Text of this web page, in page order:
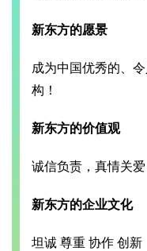
新东方的愿景
成为中国优秀的、
构！
新东方的价值观
诚信负责，真情关
新东方的企业文化
坦诚 尊重 协作 创新